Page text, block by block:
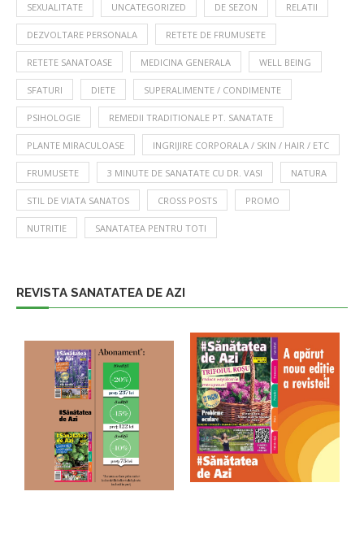
SEXUALITATE UNCATEGORIZED DE SEZON RELATII
DEZVOLTARE PERSONALA RETETE DE FRUMUSETE
RETETE SANATOASE MEDICINA GENERALA WELL BEING
SFATURI DIETE SUPERALIMENTE / CONDIMENTE
PSIHOLOGIE REMEDII TRADITIONALE PT. SANATATE
PLANTE MIRACULOASE INGRIJIRE CORPORALA / SKIN / HAIR / ETC
FRUMUSETE 3 MINUTE DE SANATATE CU DR. VASI NATURA
STIL DE VIATA SANATOS CROSS POSTS PROMO
NUTRITIE SANATATEA PENTRU TOTI
REVISTA SANATATEA DE AZI